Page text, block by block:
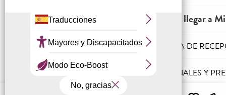
LA AGENCIA DE
PROFESIONALES Y
Cómo llegar a
Información jurídica Condiciones generales de venta